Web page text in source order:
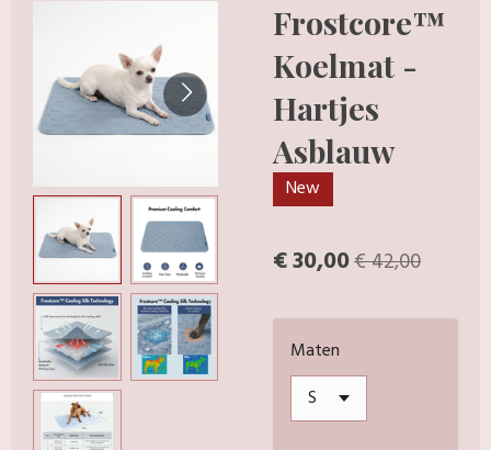
Frostcore™
Koelmat -
Hartjes
Asblauw
New
€ 30,00€ 42,00
Maten